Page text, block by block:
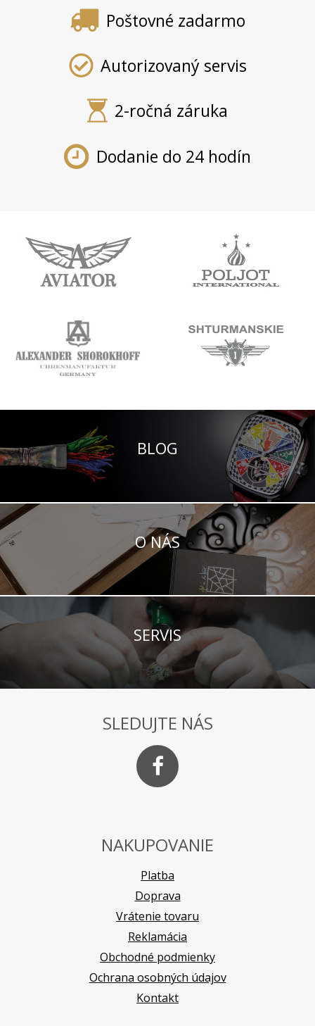
Poštovné zadarmo
Autorizovaný servis
2-ročná záruka
Dodanie do 24 hodín
BLOG
O NÁS
SERVIS
SLEDUJTE NÁS
NAKUPOVANIE
Platba
Doprava
Vrátenie tovaru
Reklamácia
Obchodné podmienky
Ochrana osobných údajov
Kontakt